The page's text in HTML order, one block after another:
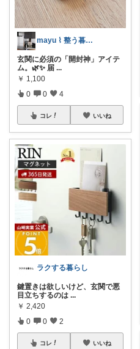
mayu ⌇ 整う暮らし×時短ママ
玄関に必須の「開封神」アイテ
ム。🌿✨ 届 ...
￥ 1,100
0 0 4
コレ いいね
ラクする暮らし
鍵置きは欲しいけど、玄関で悪
目立ちするのは ...
￥ 2,420
0 0 2
コレ いいね